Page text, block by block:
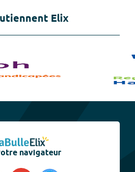
Elix
navigateur